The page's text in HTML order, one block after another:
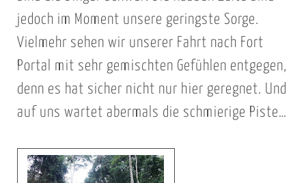
jedoch im Moment unsere geringste Sorge.
Vielmehr sehen wir unserer Fahrt nach Fort
Portal mit sehr gemischten Gefühlen entgegen,
denn es hat sicher nicht nur hier geregnet. Und
auf uns wartet abermals die schmierige Piste…